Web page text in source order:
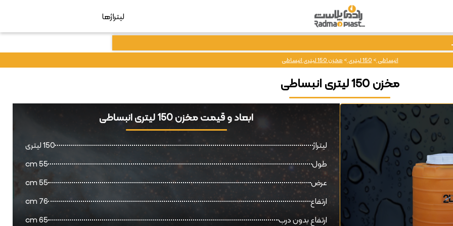
لیتراژها
انبساطی>150 لیتری >مخزن 150 لیتری انبساطی
مخزن 150 لیتری انبساطی
ابعاد و قیمت مخزن 150 لیتری انبساطی
لیتراژ
150 لیتری
طول
55 cm
عرض
55 cm
ارتفاع
76 cm
ارتفاع بدون درب
65 cm